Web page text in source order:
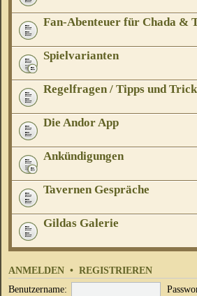
Fan-Abenteuer für Chada &
Spielvarianten
Regelfragen / Tipps und
Die Andor App
Ankündigungen
Tavernen Gespräche
Gildas Galerie
ANMELDEN • REGISTRIEREN
Benutzername: